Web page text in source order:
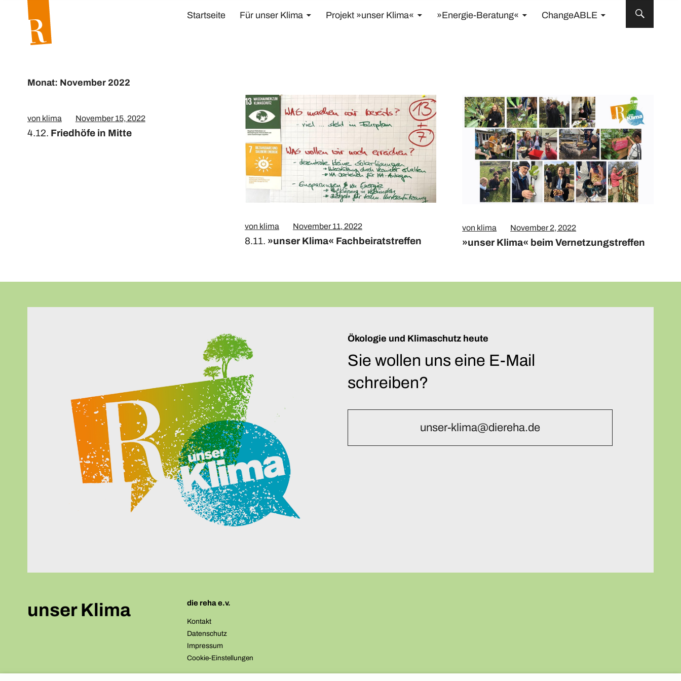
Startseite Für unser Klima Projekt »unser Klima« »Energie-Beratung« ChangeABLE
Monat: November 2022
von klima November 15, 2022
4.12. Friedhöfe in Mitte
von klima November 11, 2022
8.11. »unser Klima« Fachbeiratstreffen
von klima November 2, 2022
»unser Klima« beim Vernetzungstreffen
Ökologie und Klimaschutz heute
Sie wollen uns eine E-Mail
schreiben?
unser-klima@diereha.de
unser Klima die reha e.v.
Kontakt
Datenschutz
Impressum
Cookie-Einstellungen